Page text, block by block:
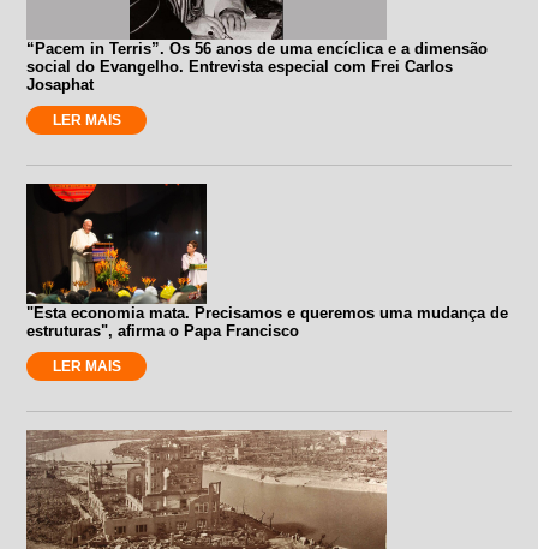
“Pacem in Terris”. Os 56 anos de uma encíclica e a dimensão
social do Evangelho. Entrevista especial com Frei Carlos
Josaphat
LER MAIS
"Esta economia mata. Precisamos e queremos uma mudança de
estruturas", afirma o Papa Francisco
LER MAIS